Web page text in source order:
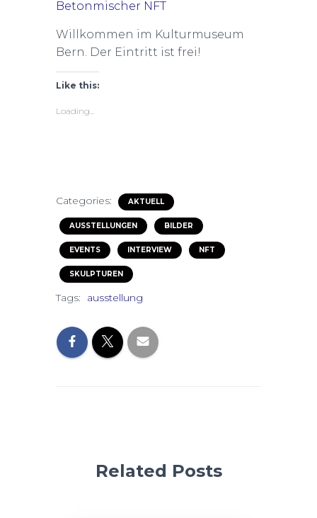
Betonmischer NFT
Willkommen im Kulturmuseum
Bern. Der Eintritt ist frei!
Like this:
Loading...
Categories: AKTUELL
AUSSTELLUNGEN BILDER
EVENTS INTERVIEW NFT
SKULPTUREN
Tags: ausstellung
Related Posts